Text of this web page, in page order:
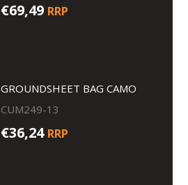
€69,49 RRP
GROUNDSHEET BAG CAMO
CUM249-13
€36,24 RRP